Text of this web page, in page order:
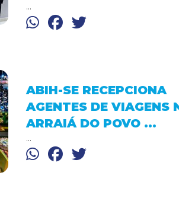
...
ABIH-SE RECEPCIONA
AGENTES DE VIAGENS
ARRAIÁ DO POVO ...
...